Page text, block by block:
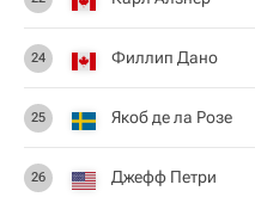
24 Филлип Дано
25 Якоб де ла Розе
26 Джефф Петри